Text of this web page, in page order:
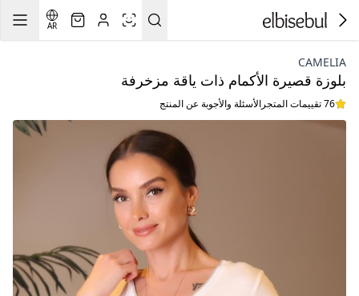
AR
CAMELIA
بلوزة قصيرة الأكمام ذات ياقة مزخرفة
76 تقييمات المتجر الأسئلة والأجوبة عن المنتج